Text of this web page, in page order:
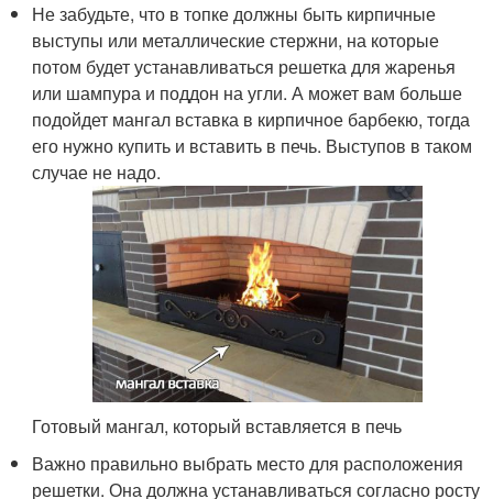
Не забудьте, что в топке должны быть кирпичные
выступы или металлические стержни, на которые
потом будет устанавливаться решетка для жаренья
или шампура и поддон на угли. А может вам больше
подойдет мангал вставка в кирпичное барбекю, тогда
его нужно купить и вставить в печь. Выступов в таком
случае не надо.
Готовый мангал, который вставляется в печь
Важно правильно выбрать место для расположения
решетки. Она должна устанавливаться согласно росту